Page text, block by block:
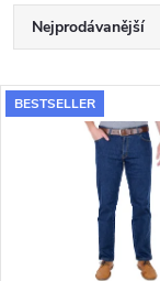
Ř
a
Nejprodávanější
Nejdražší
Abecedně
V
BESTSELLER